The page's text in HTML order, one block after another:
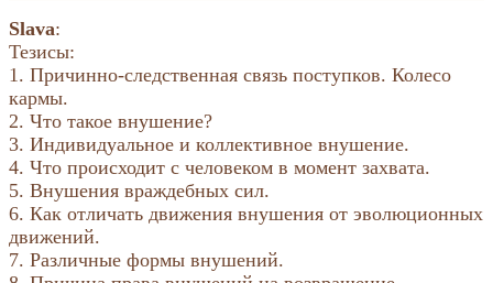
Slava:
Тезисы:
1. Причинно-следственная связь поступков. Колесо
кармы.
2. Что такое внушение?
3. Индивидуальное и коллективное внушение.
4. Что происходит с человеком в момент захвата.
5. Внушения враждебных сил.
6. Как отличать движения внушения от эволюционных
движений.
7. Различные формы внушений.